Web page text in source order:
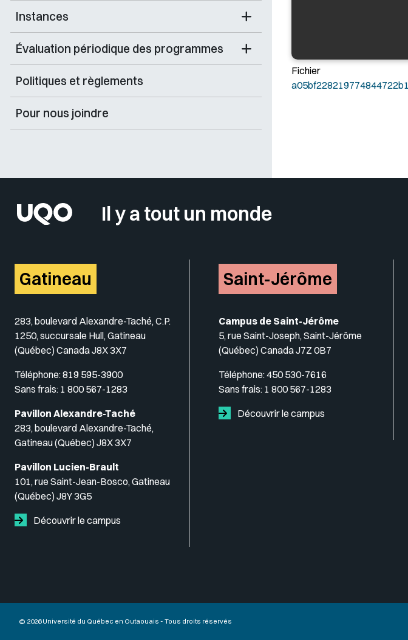
Instances
Évaluation périodique des programmes
Politiques et règlements
Pour nous joindre
Fichier
Il y a tout un monde
Gatineau
283, boulevard Alexandre-Taché, C.P.
1250, succursale Hull, Gatineau
(Québec) Canada J8X 3X7
Téléphone:819 595-3900
Sans frais: 1 800 567-1283
Pavillon Alexandre-Taché
283, boulevard Alexandre-Taché,
Gatineau (Québec) J8X 3X7
Pavillon Lucien-Brault
101, rue Saint-Jean-Bosco, Gatineau
(Québec) J8Y 3G5
Découvrir le campus
Saint-Jérôme
Campus de Saint-Jérôme
5, rue Saint-Joseph, Saint-Jérôme
(Québec) Canada J7Z 0B7
Téléphone:450 530-7616
Sans frais: 1 800 567-1283
Découvrir le campus
© 2026 Université du Québec en Outaouais - Tous droits réservés